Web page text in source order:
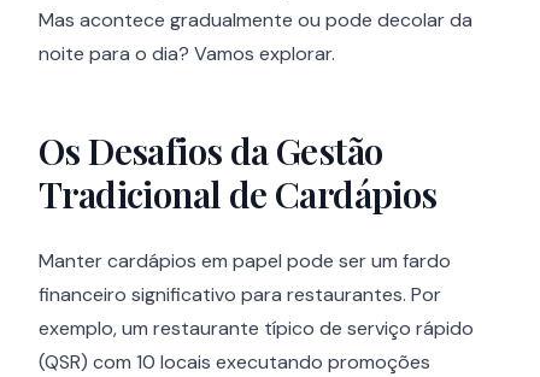
Mas acontece gradualmente ou pode decolar da
noite para o dia? Vamos explorar.
Os Desafios da Gestão
Tradicional de Cardápios
Manter cardápios em papel pode ser um fardo
financeiro significativo para restaurantes. Por
exemplo, um restaurante típico de serviço rápido
(QSR) com 10 locais executando promoções